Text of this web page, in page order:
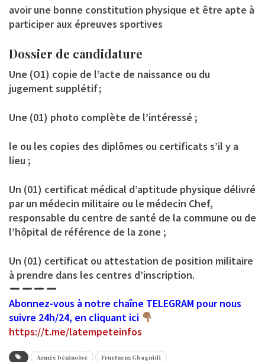
avoir une bonne constitution physique et être apte à
participer aux épreuves sportives
Dossier de candidature
Une (O1) copie de l’acte de naissance ou du
jugement supplétif ;
Une (01) photo complète de l’intéressé ;
le ou les copies des diplômes ou certificats s’il y a
lieu ;
Un (01) certificat médical d’aptitude physique délivré
par un médecin militaire ou le médecin Chef,
responsable du centre de santé de la commune ou de
l’hôpital de référence de la zone ;
Un (01) certificat ou attestation de position militaire
à prendre dans les centres d’inscription.
Abonnez-vous à notre chaîne TELEGRAM pour nous
suivre 24h/24, en cliquant ici
https://t.me/latempeteinfos
Armée béninoise
Fructueux Gbaguidi